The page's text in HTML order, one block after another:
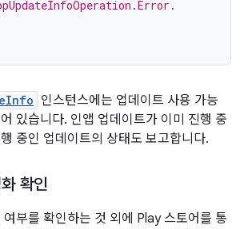
인스턴스에는 업데이트 사용 가능
있습니다. 인앱 업데이트가 이미 진행 중
중인 업데이트의 상태도 보고합니다.
확인
부를 확인하는 것 외에 Play 스토어를 통